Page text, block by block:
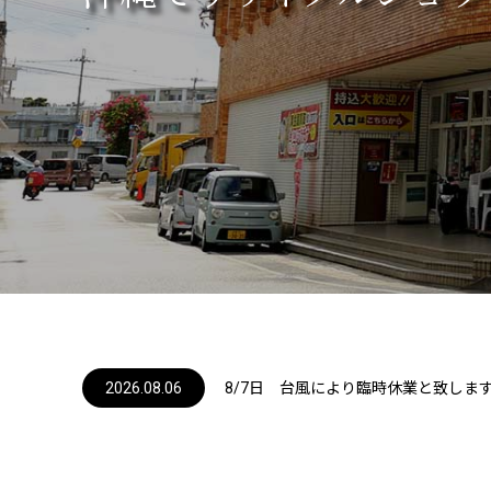
2026.08.08
2026.08.08
2026.08.06 8/7日 台風により臨時休業と致しま
2026.06.26
2026.06.02